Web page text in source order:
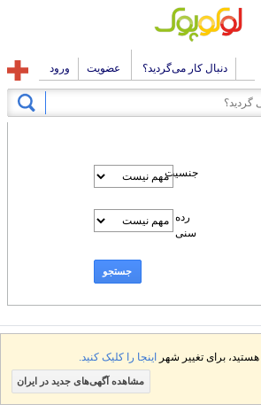
دنبال کار می‌گردید؟ عضویت ورود
جنسیت
رده
سنی
جستجو
هستید، برای تغییر شهر اینجا را کلیک کنید.
مشاهده آگهی‌های جدید در ایران